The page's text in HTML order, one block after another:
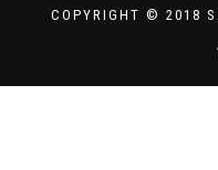
COPYRIGHT © 2018